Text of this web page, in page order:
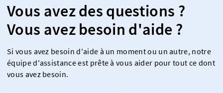
Vous avez des questions ?
Vous avez besoin d'aide ?
Si vous avez besoin d'aide à un moment ou un autre, notre
équipe d'assistance est prête à vous aider pour tout ce dont
vous avez besoin.